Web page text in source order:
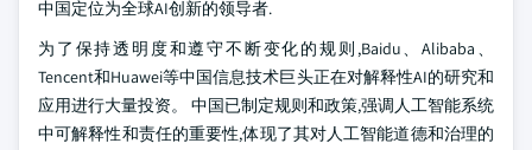
中国定位为全球AI创新的领导者.
为了保持透明度和遵守不断变化的规则,Baidu、Alibaba、
Tencent和Huawei等中国信息技术巨头正在对解释性AI的研究和
应用进行大量投资。 中国已制定规则和政策,强调人工智能系统
中可解释性和责任的重要性,体现了其对人工智能道德和治理的